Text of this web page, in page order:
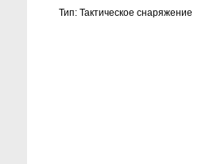
Тип: Тактическое снаряжение